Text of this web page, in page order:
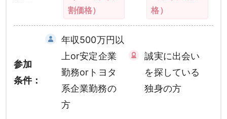
割価格）
格）
参加
条件：
年収500万円以
上or安定企業
勤務orトヨタ
系企業勤務の
方
誠実に出会い
を探している
独身の方